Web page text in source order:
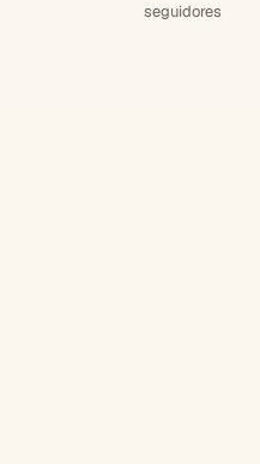
seguidores